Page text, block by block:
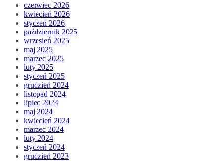
czerwiec 2026
kwiecień 2026
styczeń 2026
październik 2025
wrzesień 2025
maj 2025
marzec 2025
luty 2025
styczeń 2025
grudzień 2024
listopad 2024
lipiec 2024
maj 2024
kwiecień 2024
marzec 2024
luty 2024
styczeń 2024
grudzień 2023